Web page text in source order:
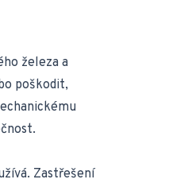
železa a
poškodit,
Zastřešení